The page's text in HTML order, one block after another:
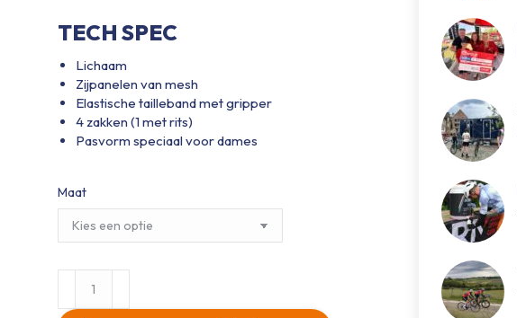
TECH SPEC
Lichaam
Zijpanelen van mesh
Elastische tailleband met gripper
4 zakken (1 met rits)
Pasvorm speciaal voor dames
Maat
JERSEY